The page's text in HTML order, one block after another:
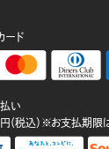
ード
い
（税込）※お支払期限